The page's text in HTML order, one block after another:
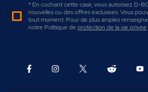
* En cochant cette case, vous autorisez D-
nouvelles ou des offres exclusives. Vous
tout moment. Pour de plus amples
notre Politique deprotection de la vie privée.